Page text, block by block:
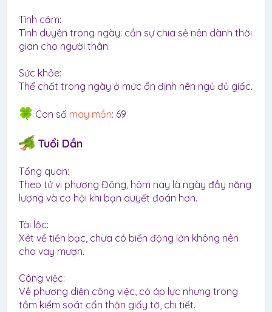
Tình cảm:
Tình duyên trong ngày: cần sự chia sẻ nên dành thời
gian cho người thân.
Sức khỏe:
Thể chất trong ngày ở mức ổn định nên ngủ đủ giấc.
Con số may mắn: 69
Tuổi Dần
Tổng quan:
Theo tử vi phương Đông, hôm nay là ngày đầy năng
lượng và cơ hội khi bạn quyết đoán hơn.
Tài lộc:
Xét về tiền bạc, chưa có biến động lớn không nên
cho vay mượn.
Công việc:
Về phương diện công việc, có áp lực nhưng trong
tầm kiểm soát cẩn thận giấy tờ, chi tiết.